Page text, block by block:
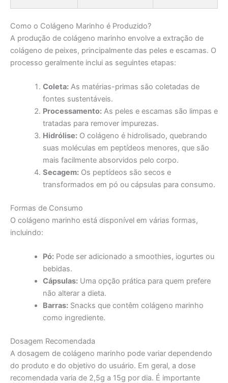
Como o Colágeno Marinho é Produzido?
A produção de colágeno marinho envolve a extração de
colágeno de peixes, principalmente das peles e escamas. O
processo geralmente inclui as seguintes etapas:
Coleta:As matérias-primas são coletadas de
fontes sustentáveis.
Processamento:As peles e escamas são limpas e
tratadas para remover impurezas.
Hidrólise:O colágeno é hidrolisado, quebrando
suas moléculas em peptídeos menores, que são
mais facilmente absorvidos pelo corpo.
Secagem:Os peptídeos são secos e
transformados em pó ou cápsulas para consumo.
Formas de Consumo
O colágeno marinho está disponível em várias formas,
incluindo:
Pó:Pode ser adicionado a smoothies, iogurtes ou
bebidas.
Cápsulas:Uma opção prática para quem prefere
não alterar a dieta.
Barras:Snacks que contêm colágeno marinho
como ingrediente.
Dosagem Recomendada
A dosagem de colágeno marinho pode variar dependendo
do produto e do objetivo do usuário. Em geral, a dose
recomendada varia de 2,5g a 15g por dia. É importante